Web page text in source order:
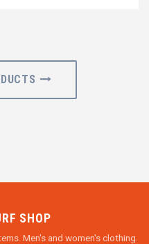
SHOP
Men's and women's clothing.